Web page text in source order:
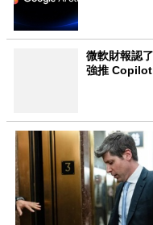
微軟財報認
強推 Copilot